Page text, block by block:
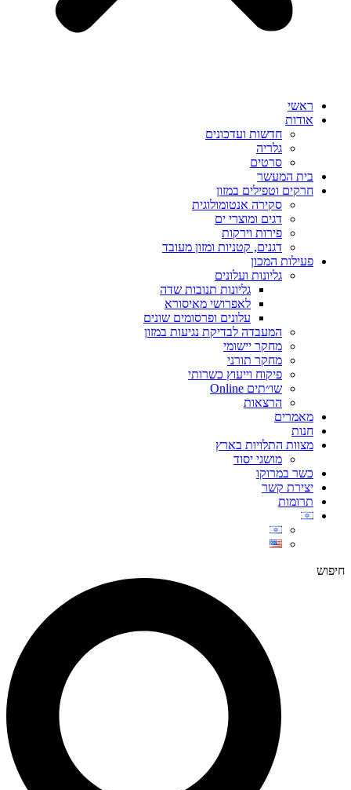
ראשי
אודות
חדשות ועדכונים
גלריה
סרטים
בית המעשר
חרקים וטפילים במזון
סקירה אנטומולוגית
דגים ומוצרי ים
פירות וירקות
דגנים, קטניות ומזון מעובד
פעילות המכון
גליונות ועלונים
גליונות תנובות שדה
לאפרושי מאיסורא
עלונים ופרסומים שונים
המעבדה לבדיקת נגיעות במזון
מחקר יישומי
מחקר תורני
פיקוח וייעוץ כשרותי
שו״תים Online
הרצאות
מאמרים
חנות
מצוות התלויות בארץ
מושגי יסוד
כשר במרוקו
יצירת קשר
תרומות
חיפוש